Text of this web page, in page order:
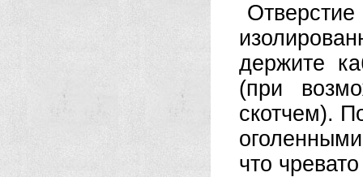
держите
(при
скотчем).
что